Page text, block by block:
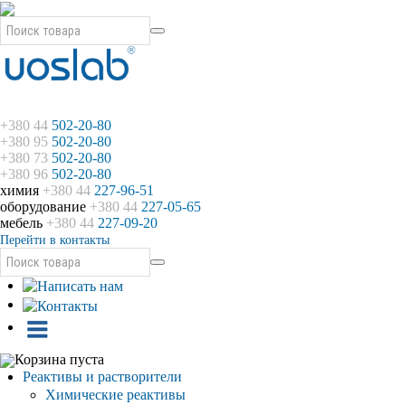
+380 44 502-20-80
+380 95 502-20-80
+380 73 502-20-80
+380 96 502-20-80
химия +380 44 227-96-51
оборудование +380 44 227-05-65
мебель +380 44 227-09-20
Перейти в контакты
Корзина пуста
Реактивы и растворители
Химические реактивы